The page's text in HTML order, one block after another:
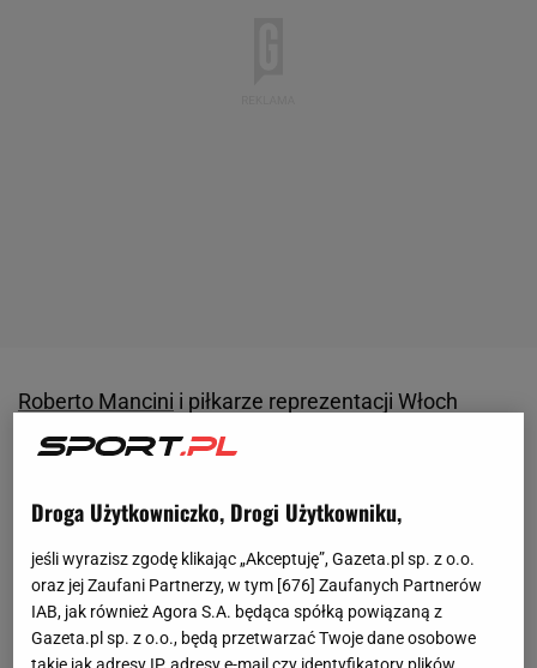
Roberto Mancini i piłkarze reprezentacji Włoch
mogą tonować nastroje, ale w Italii takiej ekscytacji
Euro– przekonuje słynny menedżer Claudio Ranieri.
są fenomenalne: 32 mecze bez porażki, 13
wygranych z rzędu i ledwie dwa stracone gole na
Euro. – Wygrywamy, ale i cieszymy oko grą. Roberto
Droga Użytkowniczko, Drogi Użytkowniku,
jeśli wyrazisz zgodę klikając „Akceptuję”, Gazeta.pl sp. z o.o.
oraz jej Zaufani Partnerzy, w tym [676] Zaufanych Partnerów
IAB, jak również Agora S.A. będąca spółką powiązaną z
Gazeta.pl sp. z o.o., będą przetwarzać Twoje dane osobowe